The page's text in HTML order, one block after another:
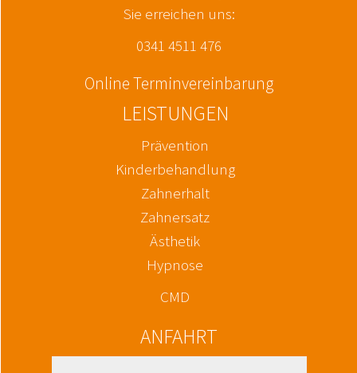
Sie erreichen uns:
0341 4511 476
Online Terminvereinbarung
LEISTUNGEN
Prävention
Kinderbehandlung
Zahnerhalt
Zahnersatz
Ästhetik
Hypnose
CMD
ANFAHRT